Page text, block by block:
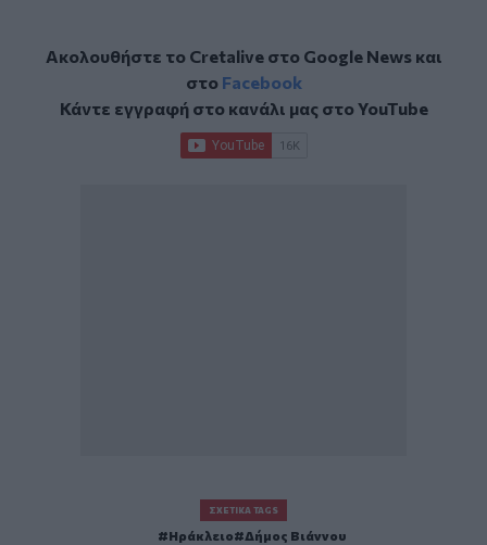
Ακολουθήστε το Cretalive στο Google Newsκαι
στο Facebook
Κάντε εγγραφή στο κανάλι μας στοYouTube
ΣΧΕΤΙΚΆ TAGS
Ηράκλειο
Δήμος Βιάννου